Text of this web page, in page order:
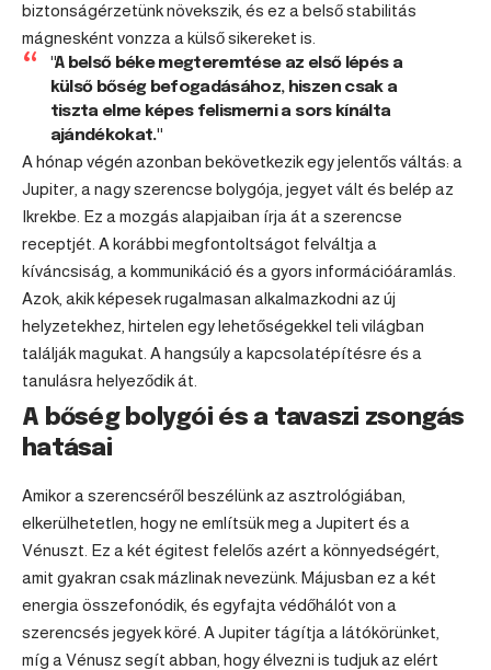
biztonságérzetünk növekszik, és ez a belső stabilitás
mágnesként vonzza a külső sikereket is.
"A belső béke megteremtése az első lépés a
külső bőség befogadásához, hiszen csak a
tiszta elme képes felismerni a sors kínálta
ajándékokat."
A hónap végén azonban bekövetkezik egy jelentős váltás: a
Jupiter, a nagy szerencse bolygója, jegyet vált és belép az
Ikrekbe. Ez a mozgás alapjaiban írja át a szerencse
receptjét. A korábbi megfontoltságot felváltja a
kíváncsiság, a kommunikáció és a gyors információáramlás.
Azok, akik képesek rugalmasan alkalmazkodni az új
helyzetekhez, hirtelen egy lehetőségekkel teli világban
találják magukat. A hangsúly a kapcsolatépítésre és a
tanulásra helyeződik át.
A bőség bolygói és a tavaszi zsongás
hatásai
Amikor a szerencséről beszélünk az asztrológiában,
elkerülhetetlen, hogy ne említsük meg a Jupitert és a
Vénuszt. Ez a két égitest felelős azért a könnyedségért,
amit gyakran csak mázlinak nevezünk. Májusban ez a két
energia összefonódik, és egyfajta védőhálót von a
szerencsés jegyek köré. A Jupiter tágítja a látókörünket,
míg a Vénusz segít abban, hogy élvezni is tudjuk az elért